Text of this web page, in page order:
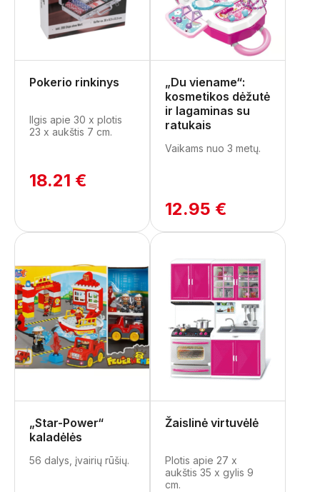
Pokerio rinkinys
Ilgis apie 30 x plotis
23 x aukštis 7 cm.
18.21 €
„Du viename“:
kosmetikos dėžutė
ir lagaminas su
ratukais
Vaikams nuo 3 metų.
12.95 €
„Star-Power“
kaladėlės
56 dalys, įvairių rūšių.
Žaislinė virtuvėlė
Plotis apie 27 x
aukštis 35 x gylis 9
cm.